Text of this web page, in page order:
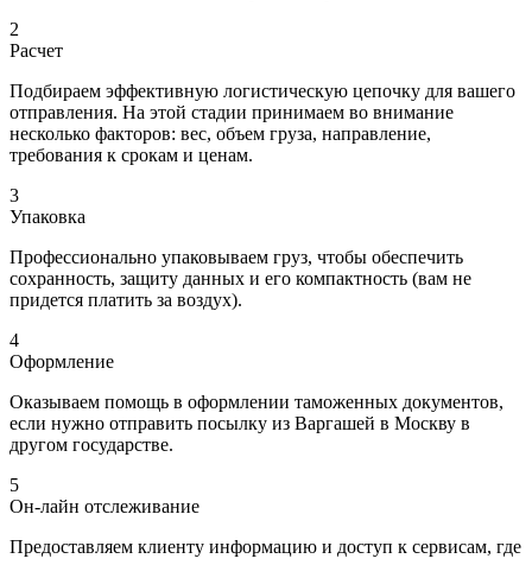
2
Расчет
Подбираем эффективную логистическую цепочку для вашего
отправления. На этой стадии принимаем во внимание
несколько факторов: вес, объем груза, направление,
требования к срокам и ценам.
3
Упаковка
Профессионально упаковываем груз, чтобы обеспечить
сохранность, защиту данных и его компактность (вам не
придется платить за воздух).
4
Оформление
Оказываем помощь в оформлении таможенных документов,
если нужно отправить посылку из Варгашей в Москву в
другом государстве.
5
Он-лайн отслеживание
Предоставляем клиенту информацию и доступ к сервисам, где